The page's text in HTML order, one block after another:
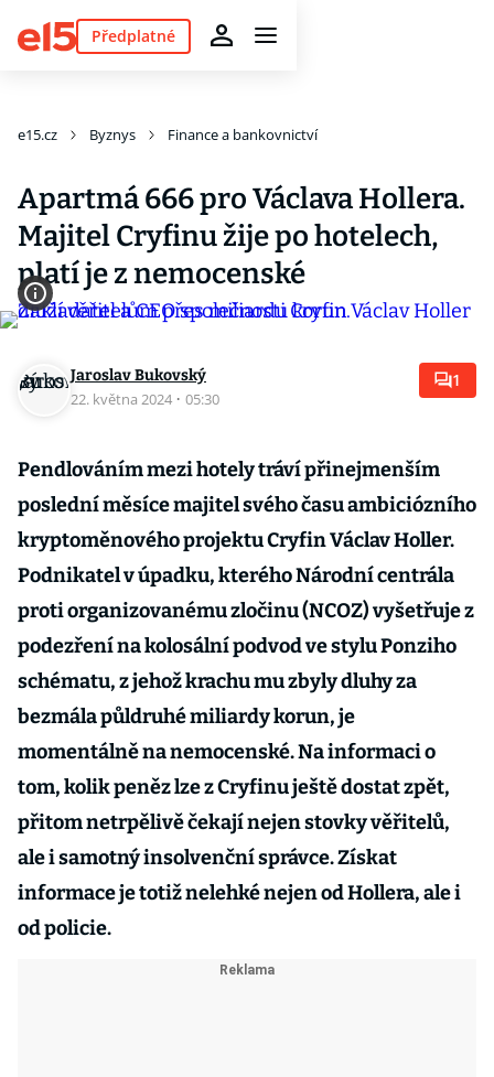
Předplatné
e15.cz Byznys Finance a bankovnictví
Apartmá 666 pro Václava Hollera.
Majitel Cryfinu žije po hotelech,
platí je z nemocenské
Jaroslav Bukovský
22. května 2024 · 05:30
1
Pendlováním mezi hotely tráví přinejmenším
poslední měsíce majitel svého času ambiciózního
kryptoměnového projektu Cryfin Václav Holler.
Podnikatel v úpadku, kterého Národní centrála
proti organizovanému zločinu (NCOZ) vyšetřuje z
podezření na kolosální podvod ve stylu Ponziho
schématu, z jehož krachu mu zbyly dluhy za
bezmála půldruhé miliardy korun, je
momentálně na nemocenské. Na informaci o
tom, kolik peněz lze z Cryfinu ještě dostat zpět,
přitom netrpělivě čekají nejen stovky věřitelů,
ale i samotný insolvenční správce. Získat
informace je totiž nelehké nejen od Hollera, ale i
od policie.